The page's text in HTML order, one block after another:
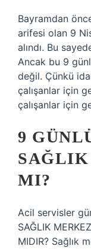
Bayramdan
arifesi olan 9
alındı. Bu
Ancak bu 9
değil. Çünkü
çalışanlar için
çalışanlar için
9
MI?
Acil servisler
SAĞLIK
MIDIR? Sağlık